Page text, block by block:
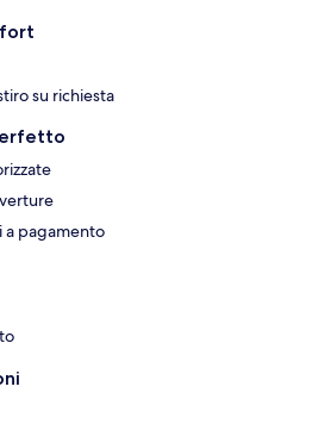
su richiesta
a pagamento